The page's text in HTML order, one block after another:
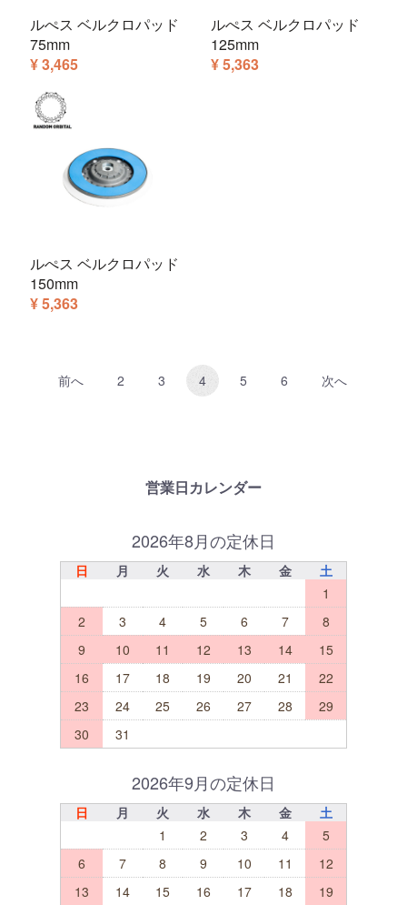
ルぺス ベルクロパッド
75mm
¥ 3,465
ルぺス ベルクロパッド
125mm
¥ 5,363
ルぺス ベルクロパッド
150mm
¥ 5,363
前へ 2 3 4 5 6 次へ
営業日カレンダー
2026年8月の定休日
日 月 火 水 木 金
土
1
2
3 4 5 6 7
8
9
10 11 12 13 14
15
16
17 18 19 20 21
22
23
24 25 26 27 28
29
30
31
2026年9月の定休日
日 月 火 水 木 金
土
1
2 3 4
5
6
7 8 9 10 11
12
13
14 15 16 17 18 19